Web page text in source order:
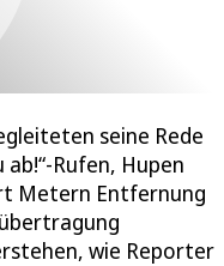
seine Rede
Rufen, Hupen
Metern Entfernung
wie Reporter